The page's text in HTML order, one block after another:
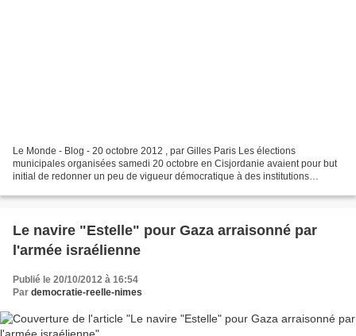
Le Monde - Blog - 20 octobre 2012 , par Gilles Paris Les élections
municipales organisées samedi 20 octobre en Cisjordanie avaient pour but
initial de redonner un peu de vigueur démocratique à des institutions
Le navire "Estelle" pour Gaza arraisonné par
l'armée israélienne
Publié le 20/10/2012 à 16:54
Par democratie-reelle-nimes